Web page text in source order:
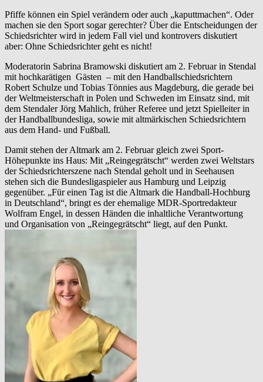
Pfiffe können ein Spiel verändern oder auch „kaputtmachen“. Oder
machen sie den Sport sogar gerechter? Über die Entscheidungen der
Schiedsrichter wird in jedem Fall viel und kontrovers diskutiert
aber: Ohne Schiedsrichter geht es nicht!
Moderatorin Sabrina Bramowski diskutiert am 2. Februar in Stendal
mit hochkarätigen Gästen – mit den Handballschiedsrichtern
Robert Schulze und Tobias Tönnies aus Magdeburg, die gerade bei
der Weltmeisterschaft in Polen und Schweden im Einsatz sind, mit
dem Stendaler Jörg Mahlich, früher Referee und jetzt Spielleiter in
der Handballbundesliga, sowie mit altmärkischen Schiedsrichtern
aus dem Hand- und Fußball.
Damit stehen der Altmark am 2. Februar gleich zwei Sport-
Höhepunkte ins Haus: Mit „Reingegrätscht“ werden zwei Weltstars
der Schiedsrichterszene nach Stendal geholt und in Seehausen
stehen sich die Bundesligaspieler aus Hamburg und Leipzig
gegenüber. „Für einen Tag ist die Altmark die Handball-Hochburg
in Deutschland“, bringt es der ehemalige MDR-Sportredakteur
Wolfram Engel, in dessen Händen die inhaltliche Verantwortung
und Organisation von „Reingegrätscht“ liegt, auf den Punkt.